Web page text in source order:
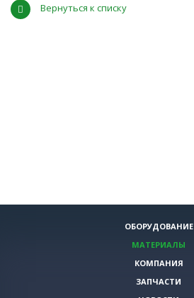
Вернуться к списку
ОБОРУДОВАНИЕ
МАТЕРИАЛЫ
КОМПАНИЯ
ЗАПЧАСТИ